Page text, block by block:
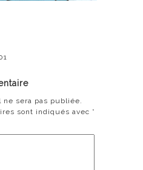
ne sera pas publiée.
sont indiqués avec *